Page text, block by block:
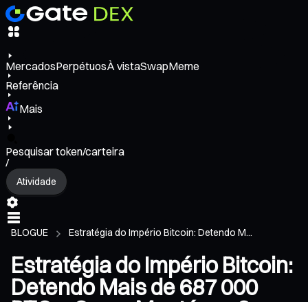
MercadosPerpétuosÀ vistaSwapMeme
Referência
Mais
Pesquisar token/carteira
/
Atividade
BLOGUE Estratégia do Império Bitcoin: Detendo M...
Estratégia do Império Bitcoin:
Detendo Mais de 687 000